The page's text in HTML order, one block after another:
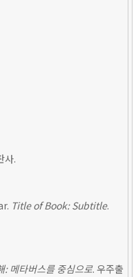
사.
Title of Book: Subtitle.
: 메타버스를 중심으로. 우주출